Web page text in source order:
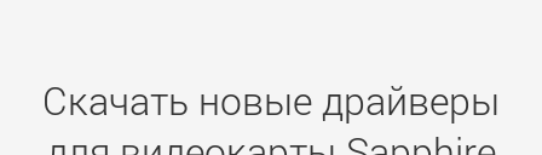
Скачать новые драйверы